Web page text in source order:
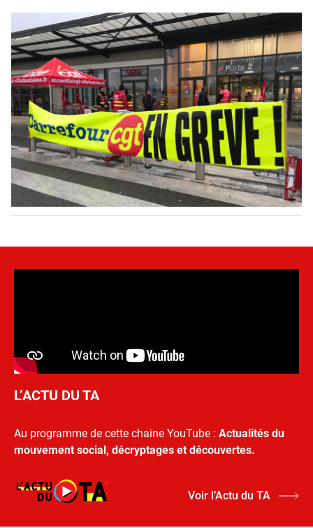
L’ACTU DU TA
Au programme de cette chaine YouTube : Actualités du
mouvement social, décryptages et découvertes.
Voir l’Actu du TA